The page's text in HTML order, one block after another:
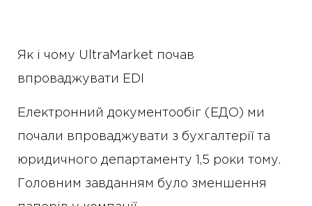
Як і чому UltraMarket почав
впроваджувати EDI
Електронний документообіг (ЕДО) ми
почали впроваджувати з бухгалтерії та
юридичного департаменту 1,5 роки тому.
Головним завданням було зменшення